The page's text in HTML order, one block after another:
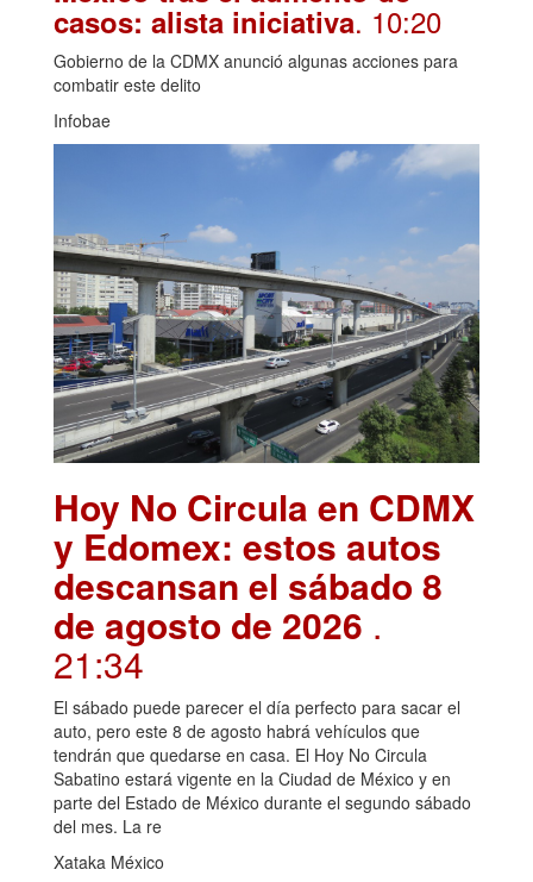
casos: alista iniciativa. 10:20
Gobierno de la CDMX anunció algunas acciones para
combatir este delito
Infobae
Hoy No Circula en CDMX
y Edomex: estos autos
descansan el sábado 8
de agosto de 2026 .
21:34
El sábado puede parecer el día perfecto para sacar el
auto, pero este 8 de agosto habrá vehículos que
tendrán que quedarse en casa. El Hoy No Circula
Sabatino estará vigente en la Ciudad de México y en
parte del Estado de México durante el segundo sábado
del mes. La re
Xataka México